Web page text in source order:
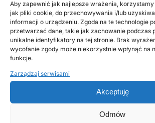
Aby zapewnić jak najlepsze wrażenia,
jak pliki cookie, do przechowywania i/lub
informacji o urządzeniu. Zgoda na te technologie
przetwarzać dane, takie jak zachowanie podczas
unikalne identyfikatory na tej stronie. Brak
wycofanie zgody może niekorzystnie wpłynąć na
funkcje.
Zarządzaj serwisami
Akceptuję
Odmów
18 LISTOPADA, 2025
Harmonogram odbioru
komunalnych w 2026 roku
zasady przyjmowania odpadów